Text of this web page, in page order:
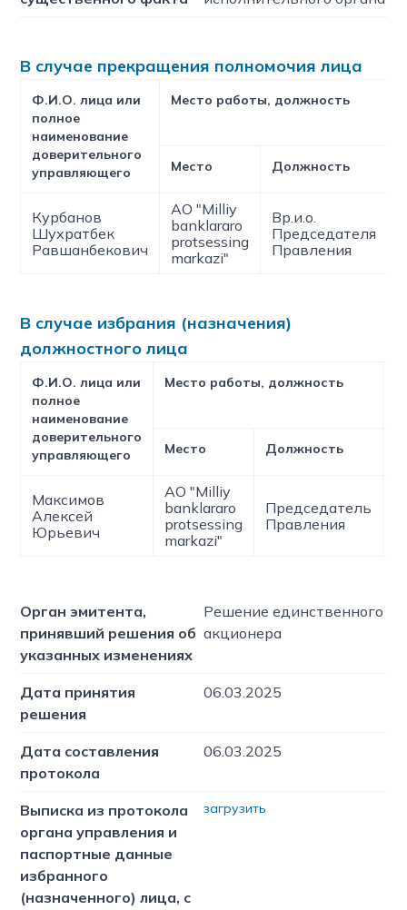
В случае прекращения полномочия лица
Ф.И.О. лица или
полное
наименование
доверительного
управляющего
Место работы, должность
Место Должность
Курбанов
Шухратбек
Равшанбекович
АО "Milliy
banklararo
protsessing
markazi"
Вр.и.о.
Председателя
Правления
В случае избрания (назначения)
должностного лица
Ф.И.О. лица или
полное
наименование
доверительного
управляющего
Место работы, должность
Место Должность
Максимов
Алексей
Юрьевич
АО "Milliy
banklararo
protsessing
markazi"
Председатель
Правления
Орган эмитента,
принявший решения об
указанных изменениях
Решение единственного
акционера
Дата принятия
решения
06.03.2025
Дата составления
протокола
06.03.2025
Выписка из протокола
органа управления и
паспортные данные
избранного
(назначенного) лица, с
загрузить